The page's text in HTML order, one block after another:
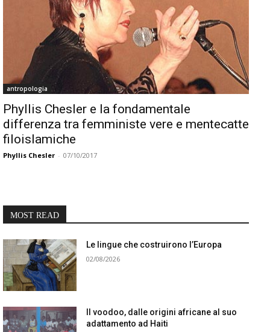
antropologia
Phyllis Chesler e la fondamentale
differenza tra femministe vere e mentecatte
filoislamiche
Phyllis Chesler - 07/10/2017
MOST READ
Le lingue che costruirono l’Europa
02/08/2026
Il voodoo, dalle origini africane al suo
adattamento ad Haiti